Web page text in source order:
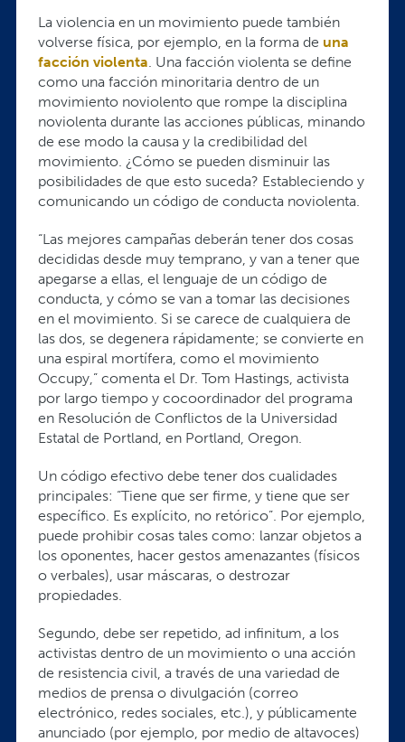
La violencia en un movimiento puede también
volverse física, por ejemplo, en la forma de una
facción violenta . Una facción violenta se define
como una facción minoritaria dentro de un
movimiento noviolento que rompe la disciplina
noviolenta durante las acciones públicas, minando
de ese modo la causa y la credibilidad del
movimiento. ¿Cómo se pueden disminuir las
posibilidades de que esto suceda? Estableciendo y
comunicando un código de conducta noviolenta.
“Las mejores campañas deberán tener dos cosas
decididas desde muy temprano, y van a tener que
apegarse a ellas, el lenguaje de un código de
conducta, y cómo se van a tomar las decisiones
en el movimiento. Si se carece de cualquiera de
las dos, se degenera rápidamente; se convierte en
una espiral mortífera, como el movimiento
Occupy,” comenta el Dr. Tom Hastings, activista
por largo tiempo y cocoordinador del programa
en Resolución de Conflictos de la Universidad
Estatal de Portland, en Portland, Oregon.
Un código efectivo debe tener dos cualidades
principales: “Tiene que ser firme, y tiene que ser
específico. Es explícito, no retórico”. Por ejemplo,
puede prohibir cosas tales como: lanzar objetos a
los oponentes, hacer gestos amenazantes (físicos
o verbales), usar máscaras, o destrozar
propiedades.
Segundo, debe ser repetido, ad infinitum, a los
activistas dentro de un movimiento o una acción
de resistencia civil, a través de una variedad de
medios de prensa o divulgación (correo
electrónico, redes sociales, etc.), y públicamente
anunciado (por ejemplo, por medio de altavoces)